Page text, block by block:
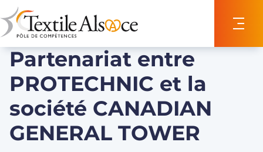
Partenariat entre
PROTECHNIC et la
société CANADIAN
GENERAL TOWER
Panneau de gestion des cookies